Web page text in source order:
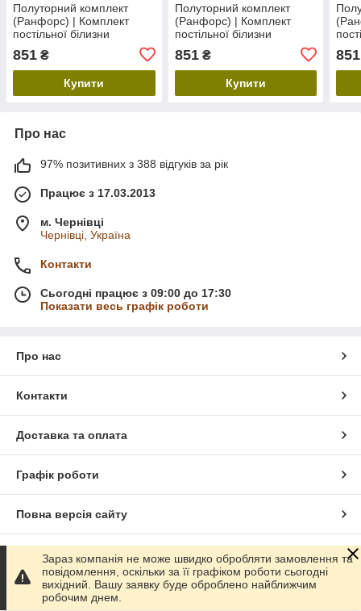
Полуторний комплект
(Ранфорс) | Комплект
постільної білизни
851 ₴
Купити
Полуторний комплект
(Ранфорс) | Комплект
постільної білизни
851₴
Купити
851
Про нас
97% позитивних з 388 відгуків за рік
Працює з 17.03.2013
м. Чернівці
Чернівці, Україна
Контакти
Сьогодні працює з 09:00 до 17:30
Показати весь графік роботи
Про нас
Контакти
Доставка та оплата
Графік роботи
Повна версія сайту
Сайт створено на маркетплейсі Prom.ua
Політика конфіденційності
Зараз компанія не може швидко обробляти замовлення та
повідомлення, оскільки за її графіком роботи сьогодні
вихідний. Вашу заявку буде оброблено найближчим
робочим днем.